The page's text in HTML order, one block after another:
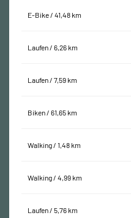
E-Bike / 41,48 km
Laufen / 6,26 km
Laufen / 7,59 km
Biken / 61,65 km
Walking / 1,48 km
Walking / 4,99 km
Laufen / 5,76 km